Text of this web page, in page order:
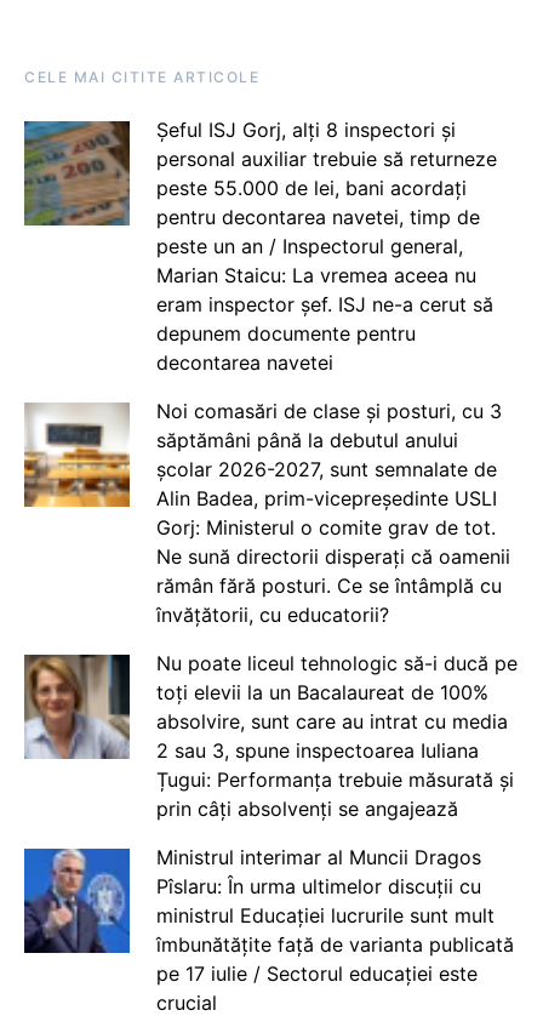
CELE MAI CITITE ARTICOLE
Șeful ISJ Gorj, alți 8 inspectori și
personal auxiliar trebuie să returneze
peste 55.000 de lei, bani acordați
pentru decontarea navetei, timp de
peste un an / Inspectorul general,
Marian Staicu: La vremea aceea nu
eram inspector șef. ISJ ne-a cerut să
depunem documente pentru
decontarea navetei
Noi comasări de clase și posturi, cu 3
săptămâni până la debutul anului
școlar 2026-2027, sunt semnalate de
Alin Badea, prim-vicepreședinte USLI
Gorj: Ministerul o comite grav de tot.
Ne sună directorii disperați că oamenii
rămân fără posturi. Ce se întâmplă cu
învățătorii, cu educatorii?
Nu poate liceul tehnologic să-i ducă pe
toți elevii la un Bacalaureat de 100%
absolvire, sunt care au intrat cu media
2 sau 3, spune inspectoarea Iuliana
Țugui: Performanța trebuie măsurată și
prin câți absolvenți se angajează
Ministrul interimar al Muncii Dragos
Pîslaru: În urma ultimelor discuții cu
ministrul Educației lucrurile sunt mult
îmbunătățite față de varianta publicată
pe 17 iulie / Sectorul educației este
crucial